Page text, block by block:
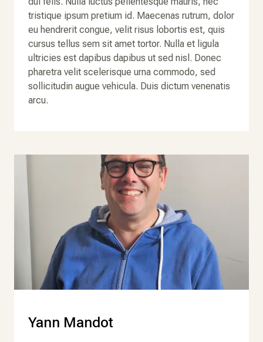
tristique ipsum pretium id. Maecenas rutrum, dolor
eu hendrerit congue, velit risus lobortis est, quis
cursus tellus sem sit amet tortor. Nulla et ligula
ultricies est dapibus dapibus ut sed nisl. Donec
pharetra velit scelerisque urna commodo, sed
sollicitudin augue vehicula. Duis dictum venenatis
arcu.
Yann Mandot